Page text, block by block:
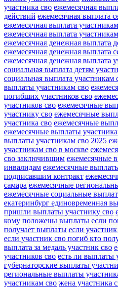
участника сво ежемесячная
действий ежемесячная выплата
ежемесячная выплата
ежемесячная выплата
ежемесячная денежная выплата
ежемесячная денежная выплата
ежемесячная денежная выплата
социальная выплата детям
социальная выплата участникам
выплаты участникам сво
погибших участников сво
участников сво ежемесячные
участнику сво ежемесячные
участника сво ежемесячные
ежемесячные выплаты
выплаты участникам сво 2025
участникам сво в москве
сво заключившим ежемесячные
инвалидам ежемесячные
подписавшим контракт
самара ежемесячные
ежемесячные социальные
екатеринбург единовременная
пришли выплаты участнику сво
кому положены выплаты если
получает выплаты если
если участник сво погиб кто
выплата за медаль участник сво
участников сво есть ли выплаты
губернаторские выплаты
региональные выплаты
участникам сво жена участника